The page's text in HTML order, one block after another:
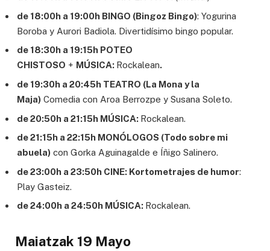
de 18:00h a 19:00h BINGO (Bingoz Bingo): Yogurina
Boroba y Aurori Badiola. Divertidísimo bingo popular.
de 18:30h a 19:15h POTEO
CHISTOSO + MÚSICA: Rockalean.
de 19:30h a 20:45h TEATRO (La Mona y la
Maja) Comedia con Aroa Berrozpe y Susana Soleto.
de 20:50h a 21:15h MÚSICA: Rockalean.
de 21:15h a 22:15h MONÓLOGOS (Todo sobre mi
abuela) con Gorka Aguinagalde e Íñigo Salinero.
de 23:00h a 23:50h CINE: Kortometrajes de humor:
Play Gasteiz.
de 24:00h a 24:50h MÚSICA: Rockalean.
Maiatzak 19 Mayo